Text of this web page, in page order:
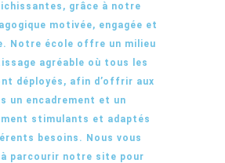
grâce à notre
motivée, engagée et
Notre école offre un milieu
agréable où tous les
déployés, afin d’offrir aux
un encadrement et un
stimulants et adaptés
besoins. Nous vous
parcourir notre site pour